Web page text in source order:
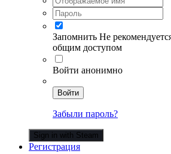
Запомнить Не
общим доступом
Войти анонимно
Войти
Забыли пароль?
Sign in with Steam
Регистрация